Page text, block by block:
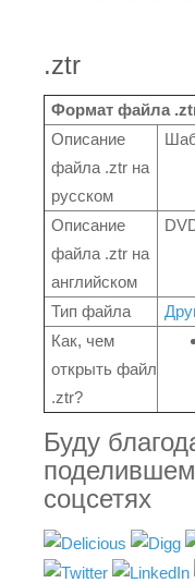
.ztr
Формат файла
Описание
файла .ztr на
русском
Описание
файла .ztr на
английском
Тип файла
Как, чем
открыть файл
.ztr?
Буду
соцсетях